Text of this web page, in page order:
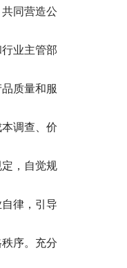
同营造公
业主管部
质量和服
调查、价
，自觉规
律，引导
序。充分